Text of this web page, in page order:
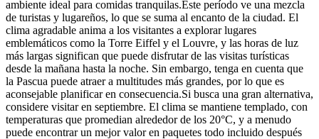
ambiente ideal para comidas tranquilas.Este período ve una mezcla
de turistas y lugareños, lo que se suma al encanto de la ciudad. El
clima agradable anima a los visitantes a explorar lugares
emblemáticos como la Torre Eiffel y el Louvre, y las horas de luz
más largas significan que puede disfrutar de las visitas turísticas
desde la mañana hasta la noche. Sin embargo, tenga en cuenta que
la Pascua puede atraer a multitudes más grandes, por lo que es
aconsejable planificar en consecuencia.Si busca una gran alternativa,
considere visitar en septiembre. El clima se mantiene templado, con
temperaturas que promedian alrededor de los 20°C, y a menudo
puede encontrar un mejor valor en paquetes todo incluido después